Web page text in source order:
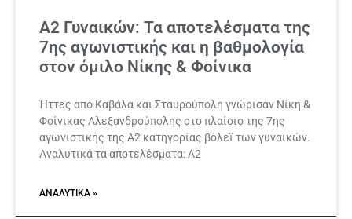
Α2 Γυναικών: Τα αποτελέσματα της
7ης αγωνιστικής και η βαθμολογία
στον όμιλο Νίκης & Φοίνικα
Ήττες από Καβάλα και Σταυρούπολη γνώρισαν Νίκη &
Φοίνικας Αλεξανδρούπολης στο πλαίσιο της 7ης
αγωνιστικής της Α2 κατηγορίας βόλεϊ των γυναικών.
Αναλυτικά τα αποτελέσματα: Α2
ΑΝΑΛΥΤΙΚΆ »